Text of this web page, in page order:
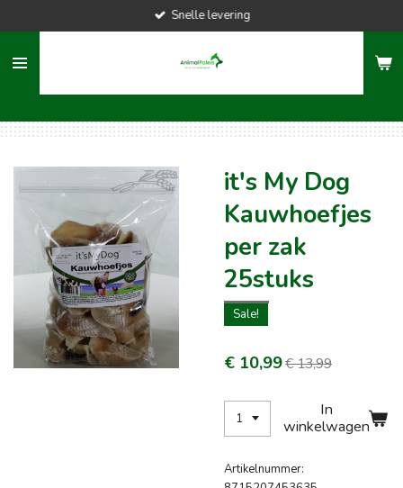
naar
hoofdinhoud
Snelle levering
it's My Dog
Kauwhoefjes
per zak
25stuks
Sale!
€ 10,99€ 13,99
In
winkelwagen
Artikelnummer: